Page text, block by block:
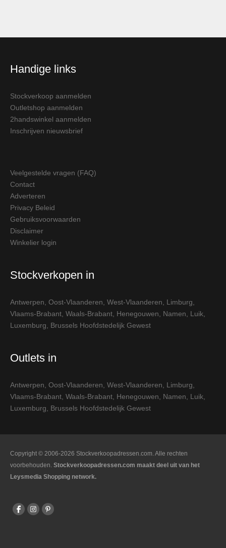
Handige links
Stockverkoop aanmelden
Outletshop aanmelden
2handswinkel aanmelden
Inschrijven nieuwsbrief
Veelgestelde vragen (FAQ)
Contact
Adverteren
Privacy Beleid
Gebruiksvoorwaarden
Disclaimer
Winkelier login
Stockverkopen in
Antwerpen Oost-Vlaanderen West-Vlaanderen Limburg
Vlaams-Brabant Waals-Brabant Henegouwen Namen Luik
Luxemburg
Brussels Hoofdstedelijk Gewest
Outlets in
Antwerpen Oost-Vlaanderen West-Vlaanderen Limburg
Vlaams-Brabant Waals-Brabant Henegouwen Namen Luik
Luxemburg
Brussels Hoofdstedelijk Gewest
Copyright © 2006-2026 Stockverkoopadressen.com. Alle rechten
voorbehouden. Stockverkoopadressen.com maakt deel uit van het
Leysmedia Shopping network.